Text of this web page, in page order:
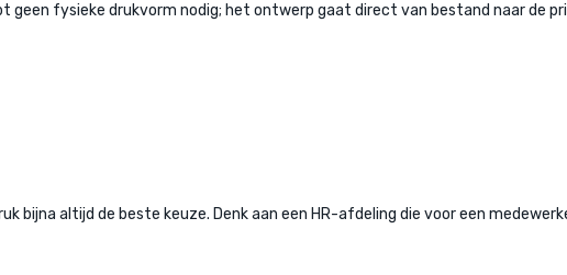
geen fysieke drukvorm nodig; het ontwerp gaat direct van bestand naar de
bijna altijd de beste keuze. Denk aan een HR-afdeling die voor een